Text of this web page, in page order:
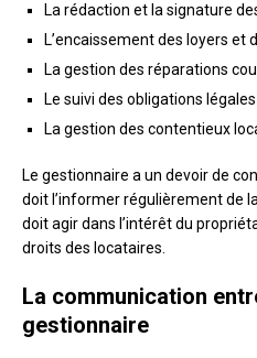
La rédaction et la signature
L’encaissement des loyers et
La gestion des réparations
Le suivi des obligations
La gestion des contentieux
Le gestionnaire a un devoir de
doit l’informer régulièrement de
doit agir dans l’intérêt du
droits des locataires.
La communication
gestionnaire